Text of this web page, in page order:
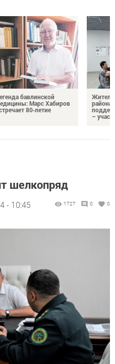
бавлинской
Марс Хабиров
80‑летие
Жители
–
шелкопряд
- 10:45 1727 0 0